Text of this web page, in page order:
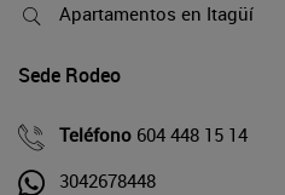
Apartamentos en Itagüí
Sede Rodeo
Teléfono 604 448 15 14
3042678448